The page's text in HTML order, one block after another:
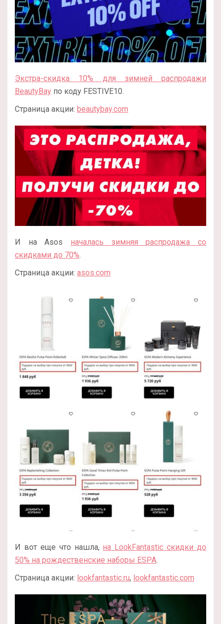
Экстра-скидка 10% для зимней распродажи
BeautyBay по коду FESTIVE10.
Страница акции: beautybay.com
И на Asos началась зимняя распродажа со
скидками до 70%.
Страница акции: asos.com
И вот еще что нашла, на LookFantastic скидки до
50% на рождественские наборы ESPA.
Страница акции: lookfantastic.ru, lookfantastic.com